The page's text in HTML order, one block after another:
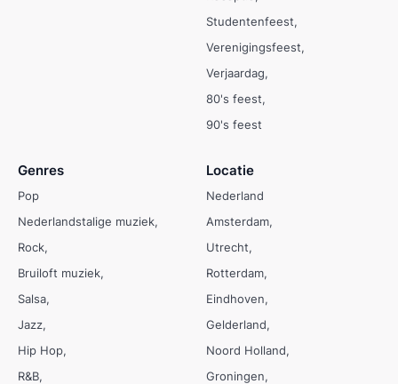
Studentenfeest
Verenigingsfeest
Verjaardag
80's feest
90's feest
Genres
Pop
Nederlandstalige muziek
Rock
Bruiloft muziek
Salsa
Jazz
Hip Hop
R&B
Locatie
Nederland
Amsterdam
Utrecht
Rotterdam
Eindhoven
Gelderland
Noord Holland
Groningen